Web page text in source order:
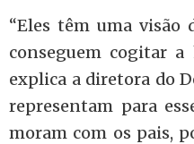
“Eles têm uma visão
conseguem cogitar a
explica a diretora do
representam para
moram com os pais,